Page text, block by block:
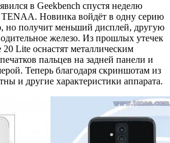
в Geekbench спустя неделю
TENAA. Новинка войдёт в одну серию
но получит меньший дисплей, другую
железо. Из прошлых утечек
Lite оснастят металлическим
пальцев на задней панели и
Теперь благодаря скриншотам из
и другие характеристики аппарата.